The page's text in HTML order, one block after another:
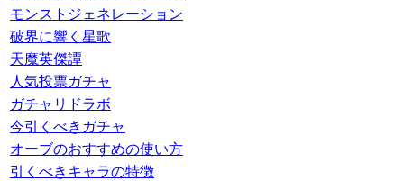
モンストジェネレーション
破界に響く星歌
天魔英傑譚
人気投票ガチャ
ガチャリドラボ
今引くべきガチャ
オーブのおすすめの使い方
引くべきキャラの特徴